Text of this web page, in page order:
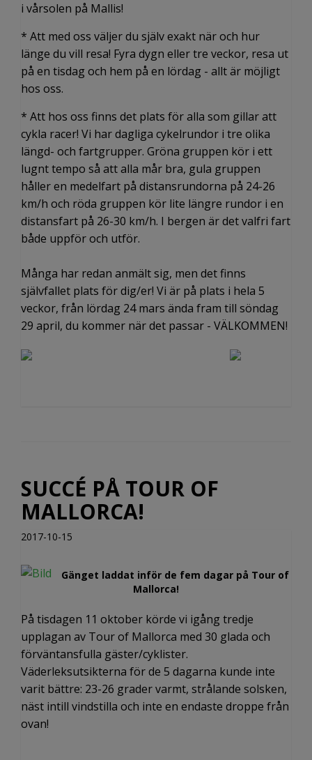
i vårsolen på Mallis!
* Att med oss väljer du själv exakt när och hur
länge du vill resa! Fyra dygn eller tre veckor, resa ut
på en tisdag och hem på en lördag - allt är möjligt
hos oss.
* Att hos oss finns det plats för alla som gillar att
cykla racer! Vi har dagliga cykelrundor i tre olika
längd- och fartgrupper. Gröna gruppen kör i ett
lugnt tempo så att alla mår bra, gula gruppen
håller en medelfart på distansrundorna på 24-26
km/h och röda gruppen kör lite längre rundor i en
distansfart på 26-30 km/h. I bergen är det valfri fart
både uppför och utför.
Många har redan anmält sig, men det finns
självfallet plats för dig/er! Vi är på plats i hela 5
veckor, från lördag 24 mars ända fram till söndag
29 april, du kommer när det passar - VÄLKOMMEN!
SUCCÉ PÅ TOUR OF
MALLORCA!
2017-10-15
Gänget laddat inför de fem dagar på Tour of
Mallorca!
På tisdagen 11 oktober körde vi igång tredje
upplagan av Tour of Mallorca med 30 glada och
förväntansfulla gäster/cyklister.
Väderleksutsikterna för de 5 dagarna kunde inte
varit bättre: 23-26 grader varmt, strålande solsken,
näst intill vindstilla och inte en endaste droppe från
ovan!